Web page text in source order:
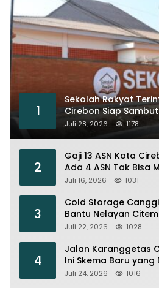
1
Sekolah Rakyat
Cirebon Siap
House dan MPLS
Juli 28, 2026 1178
2
Gaji 13 ASN Kota
Ada 4 ASN Tak Bisa
Juli 16, 2026 1031
3
Cold Storage
Bantu Nelayan
Operasional
Juli 22, 2026 1028
4
Jalan Karanggetas
Ini Skema Baru yang
Juli 24, 2026 1016